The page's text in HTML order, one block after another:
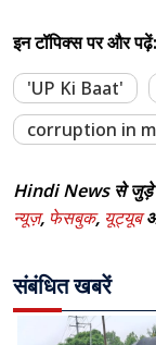
इन टॉपिक्स पर और पढ़ें:
'UP Ki Baat'
corruption in
Hindi News से जुड़े
न्यूज़, फेसबुक, यूट्यूब
संबंधित खबरें